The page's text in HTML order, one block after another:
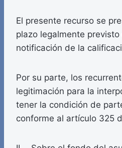
El presente recurso se
plazo legalmente
notificación de la
Por su parte, los
legitimación para la
tener la condición de
conforme al artículo 325